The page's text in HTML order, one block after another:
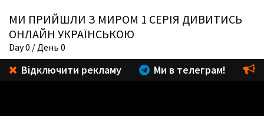
МИ ПРИЙШЛИ З МИРОМ 1 СЕРІЯ ДИВИТИСЬ
ОНЛАЙН УКРАЇНСЬКОЮ
Day 0 / День 0
Відключити рекламу Ми в телеграм!